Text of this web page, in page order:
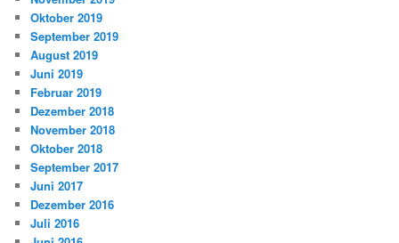
Oktober 2019
September 2019
August 2019
Juni 2019
Februar 2019
Dezember 2018
November 2018
Oktober 2018
September 2017
Juni 2017
Dezember 2016
Juli 2016